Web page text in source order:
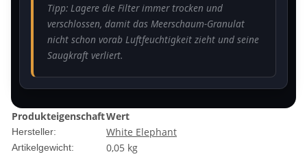
Tipp: Lagere die Filter immer trocken und
verschlossen, damit das Meerschaum-Granulat
nicht schon vorab Luftfeuchtigkeit zieht und seine
Saugkraft verliert.
ProdukteigenschaftWert
Hersteller: White Elephant
Artikelgewicht: 0,05 kg